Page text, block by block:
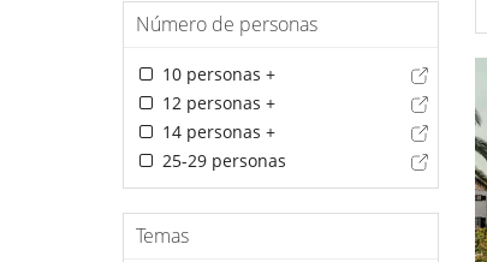
Número de personas
10 personas +
12 personas +
14 personas +
25-29 personas
Temas